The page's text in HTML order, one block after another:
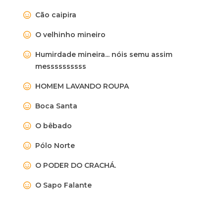
Cão caipira
O velhinho mineiro
Humirdade mineira... nóis semu assim
messssssssss
HOMEM LAVANDO ROUPA
Boca Santa
O bêbado
Pólo Norte
O PODER DO CRACHÁ.
O Sapo Falante